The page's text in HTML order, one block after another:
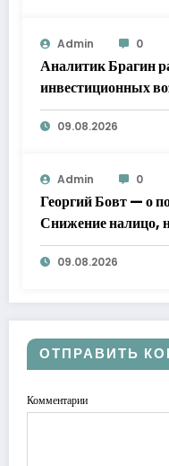
Admin 0
Аналитик Брагин
инвестиционных
полугодии
09.08.2026
Admin 0
Георгий Бовт — о
Снижение налицо,
09.08.2026
ОТПРАВИТЬ
Комментарии